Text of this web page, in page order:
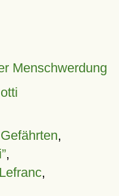
Menschwerdung
,
,
,